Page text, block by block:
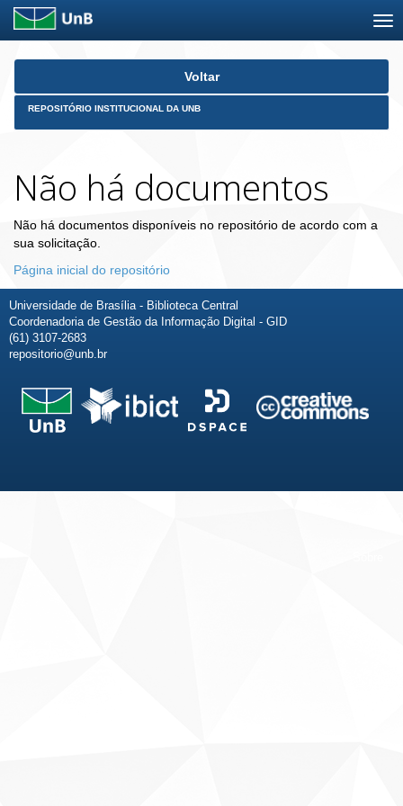
Skip
Voltar
REPOSITÓRIO INSTITUCIONAL DA UNB
Não há documentos
Não há documentos disponíveis no repositório de acordo com a
sua solicitação.
Página inicial do repositório
Universidade de Brasília - Biblioteca Central
Coordenadoria de Gestão da Informação Digital - GID
(61) 3107-2683
repositorio@unb.br